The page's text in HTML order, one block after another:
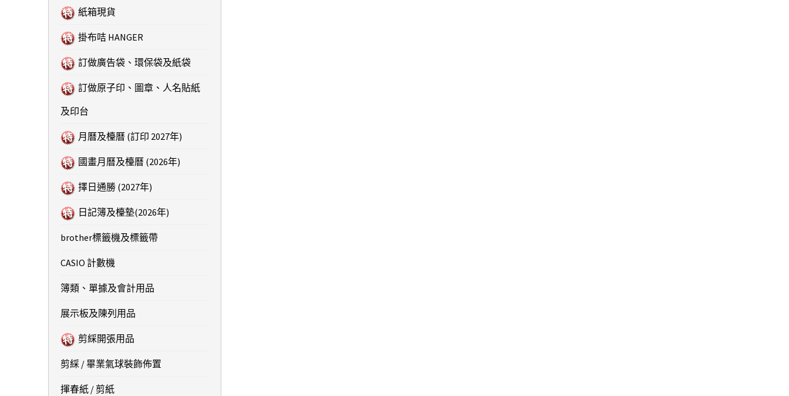
紙箱現貨
掛布咭 HANGER
訂做廣告袋、環保袋及紙袋
訂做原子印、圖章、人名貼紙
及印台
月曆及檯曆 (訂印 2027年)
國畫月曆及檯曆 (2026年)
擇日通勝 (2027年)
日記簿及檯墊(2026年)
brother標籤機及標籤帶
CASIO 計數機
簿類、單據及會計用品
展示板及陳列用品
剪綵開張用品
剪綵 / 畢業氣球裝飾佈置
揮春紙 / 剪紙